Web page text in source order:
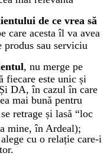
de ce vrea să
care acesta îl va avea
sau serviciu
, nu merge pe
fiecare este unic și
DA, în cazul în care
mai bună pentru
retrage și lasă “loc
mine, în Ardeal);
cu o relație care-i